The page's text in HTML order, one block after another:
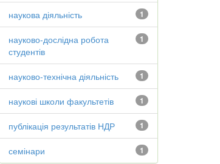
1
наукова діяльність
1
науково-дослідна робота
студентів
1
науково-технічна діяльність
1
наукові школи факультетів
1
публікація результатів НДР
1
семінари